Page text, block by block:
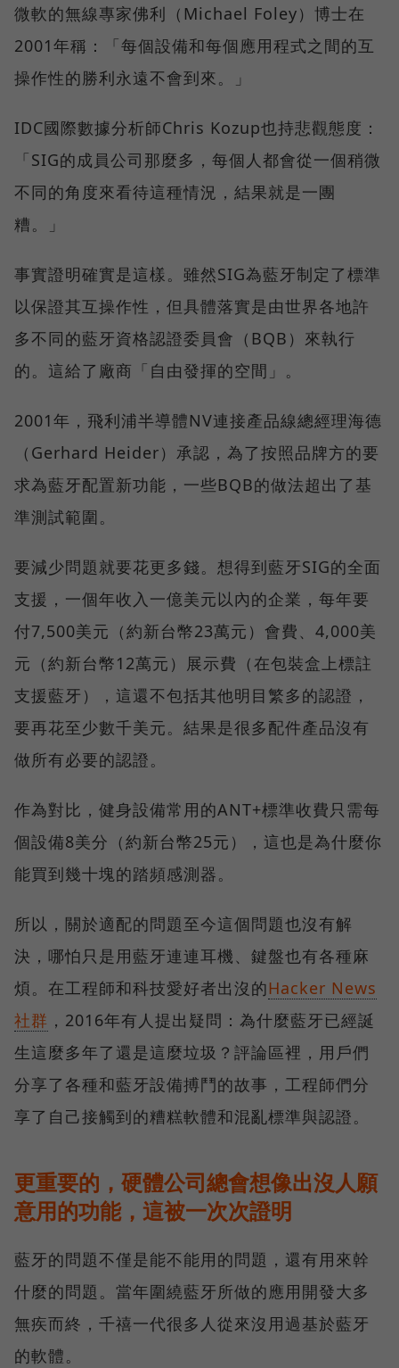
微軟的無線專家佛利（Michael Foley）博士在
2001年稱：「每個設備和每個應用程式之間的互
操作性的勝利永遠不會到來。」
IDC國際數據分析師Chris Kozup也持悲觀態度：
「SIG的成員公司那麼多，每個人都會從一個稍微
不同的角度來看待這種情況，結果就是一團
糟。」
事實證明確實是這樣。雖然SIG為藍牙制定了標準
以保證其互操作性，但具體落實是由世界各地許
多不同的藍牙資格認證委員會（BQB）來執行
的。這給了廠商「自由發揮的空間」。
2001年，飛利浦半導體NV連接產品線總經理海德
（Gerhard Heider）承認，為了按照品牌方的要
求為藍牙配置新功能，一些BQB的做法超出了基
準測試範圍。
要減少問題就要花更多錢。想得到藍牙SIG的全面
支援，一個年收入一億美元以內的企業，每年要
付7,500美元（約新台幣23萬元）會費、4,000美
元（約新台幣12萬元）展示費（在包裝盒上標註
支援藍牙），這還不包括其他明目繁多的認證，
要再花至少數千美元。結果是很多配件產品沒有
做所有必要的認證。
作為對比，健身設備常用的ANT+標準收費只需每
個設備8美分（約新台幣25元），這也是為什麼你
能買到幾十塊的踏頻感測器。
所以，關於適配的問題至今這個問題也沒有解
決，哪怕只是用藍牙連連耳機、鍵盤也有各種麻
煩。在工程師和科技愛好者出沒的Hacker News
社群 ，2016年有人提出疑問：為什麼藍牙已經誕
生這麼多年了還是這麼垃圾？評論區裡，用戶們
分享了各種和藍牙設備搏鬥的故事，工程師們分
享了自己接觸到的糟糕軟體和混亂標準與認證。
更重要的，硬體公司總會想像出沒人願
意用的功能，這被一次次證明
藍牙的問題不僅是能不能用的問題，還有用來幹
什麼的問題。當年圍繞藍牙所做的應用開發大多
無疾而終，千禧一代很多人從來沒用過基於藍牙
的軟體。